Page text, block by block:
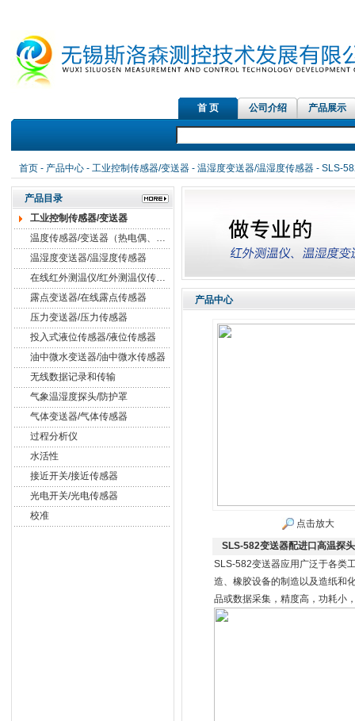
首 页 公司介绍 产品展示
首页- 产品中心- 工业控制传感器/变送器- 温湿度变送器/温湿度传感器- SLS-
产品目录
工业控制传感器/变送器
温度传感器/变送器（热电偶、热电阻）
温湿度变送器/温湿度传感器
在线红外测温仪/红外测温仪传感器
露点变送器/在线露点传感器
压力变送器/压力传感器
投入式液位传感器/液位传感器
油中微水变送器/油中微水传感器
无线数据记录和传输
气象温湿度探头/防护罩
气体变送器/气体传感器
过程分析仪
水活性
接近开关/接近传感器
光电开关/光电传感器
校准
产品中心
点击放大
SLS-582变送器配进口高温探头
SLS-582变送器应用广泛于各类
造、橡胶设备的制造以及造纸和
品或数据采集，精度高，功耗小